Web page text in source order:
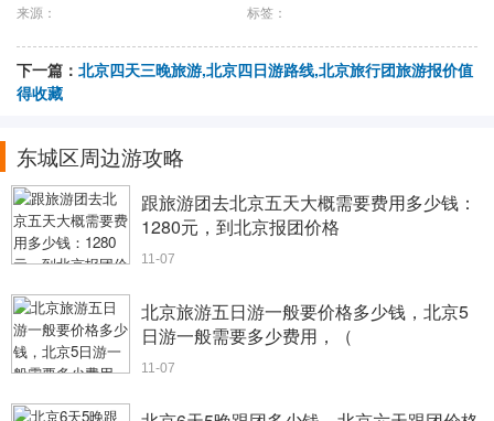
来源： 标签：
下一篇： 北京四天三晚旅游,北京四日游路线,北京旅行团旅游报价值
得收藏
东城区周边游攻略
跟旅游团去北京五天大概需要费用多少钱：
1280元，到北京报团价格
11-07
北京旅游五日游一般要价格多少钱，北京5
日游一般需要多少费用，（
11-07